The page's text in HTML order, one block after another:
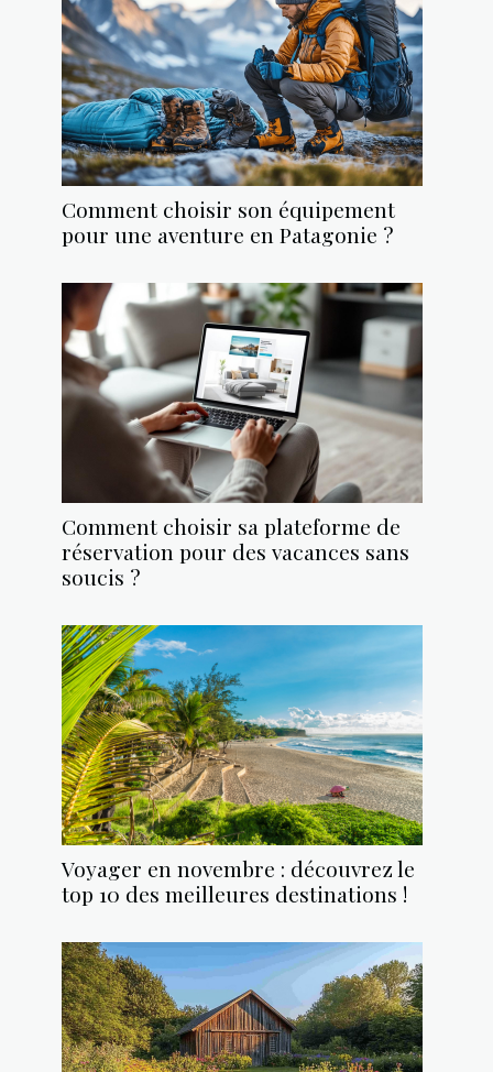
Comment choisir son équipement
pour une aventure en Patagonie ?
Comment choisir sa plateforme de
réservation pour des vacances sans
soucis ?
Voyager en novembre : découvrez le
top 10 des meilleures destinations !